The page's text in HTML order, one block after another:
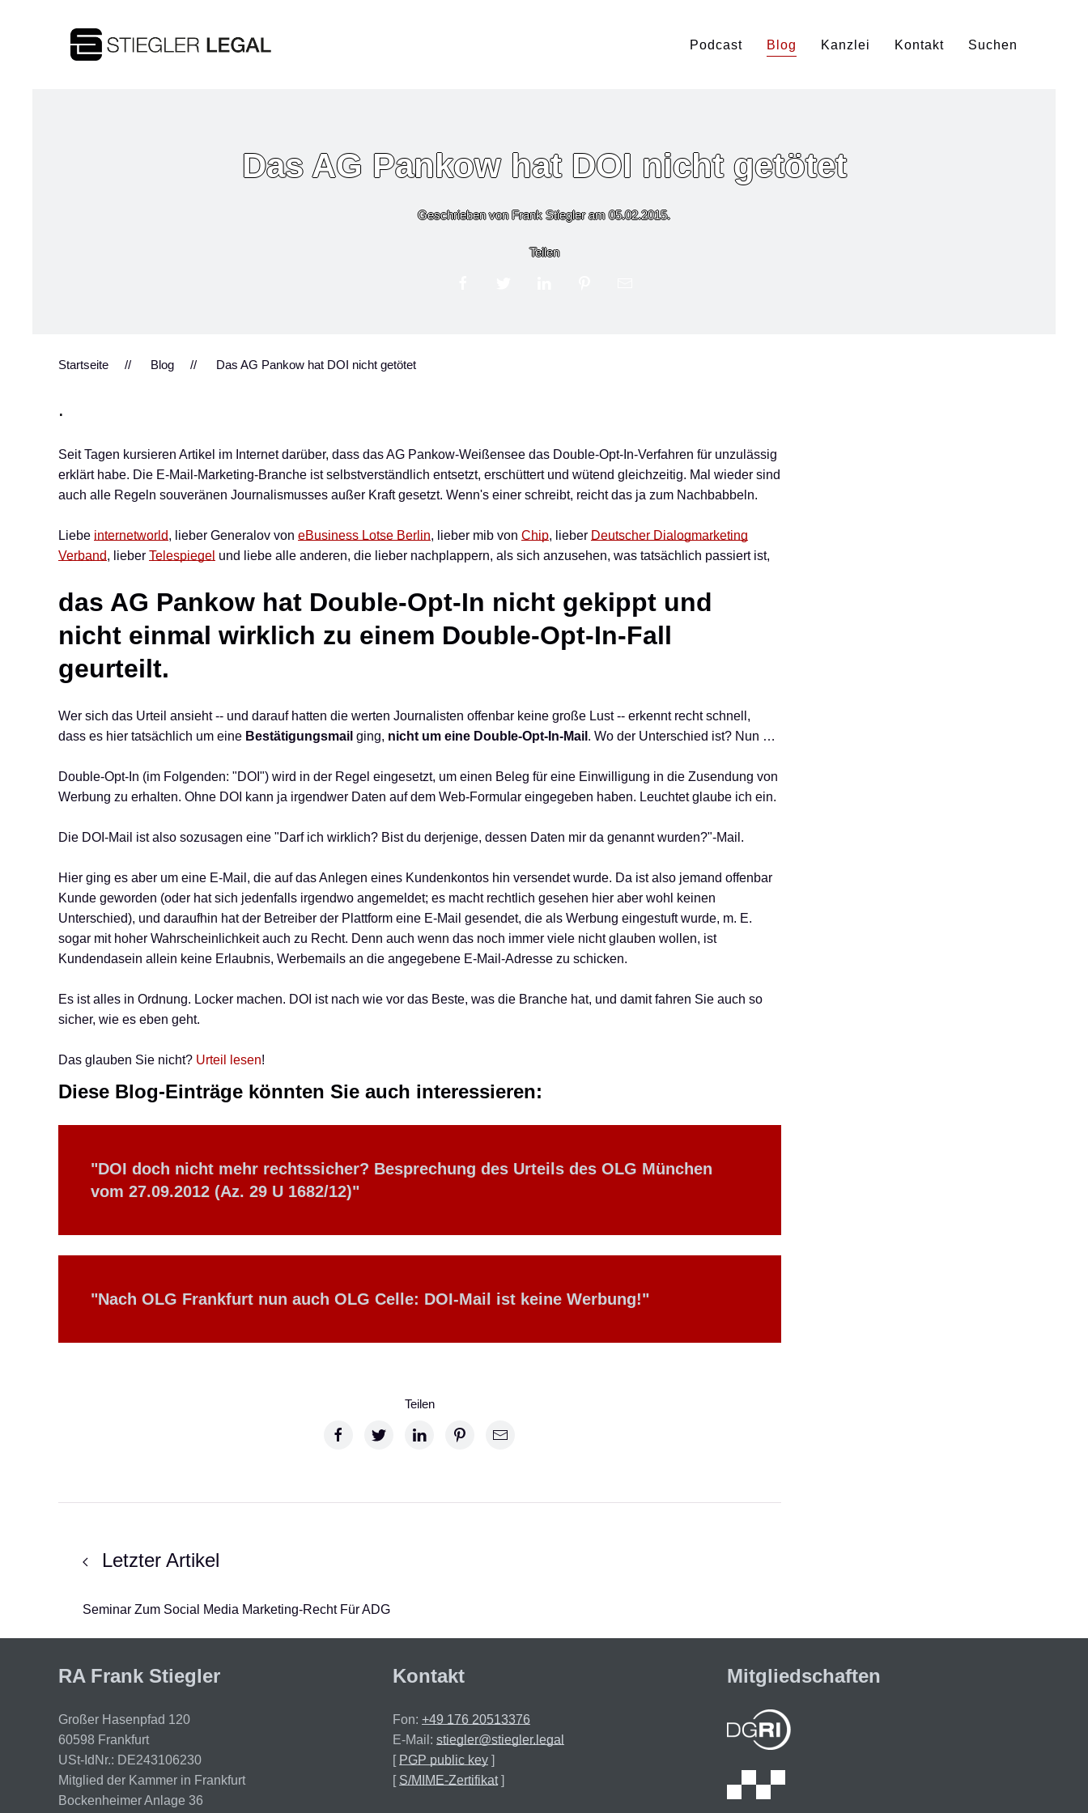
Podcast Blog Kanzlei Kontakt Suchen
Das AG Pankow hat DOI nicht getötet
Geschrieben von Frank Stiegler am05.02.2015.
Teilen
Startseite Blog Das AG Pankow hat DOI nicht getötet
.
Seit Tagen kursieren Artikel im Internet darüber, dass das AG Pankow-Weißensee das Double-Opt-In-Verfahren für unzulässig
erklärt habe. Die E-Mail-Marketing-Branche ist selbstverständlich entsetzt, erschüttert und wütend gleichzeitig. Mal wieder sind
auch alle Regeln souveränen Journalismusses außer Kraft gesetzt. Wenn's einer schreibt, reicht das ja zum Nachbabbeln.
Liebe internetworld, lieber Generalov von eBusiness Lotse Berlin, lieber mib von Chip, lieber Deutscher Dialogmarketing
Verband, lieber Telespiegel und liebe alle anderen, die lieber nachplappern, als sich anzusehen, was tatsächlich passiert ist,
das AG Pankow hat Double-Opt-In nicht gekippt und
nicht einmal wirklich zu einem Double-Opt-In-Fall
geurteilt.
Wer sich das Urteil ansieht -- und darauf hatten die werten Journalisten offenbar keine große Lust -- erkennt recht schnell,
dass es hier tatsächlich um eine Bestätigungsmail ging, nicht um eine Double-Opt-In-Mail . Wo der Unterschied ist? Nun …
Double-Opt-In (im Folgenden: "DOI") wird in der Regel eingesetzt, um einen Beleg für eine Einwilligung in die Zusendung von
Werbung zu erhalten. Ohne DOI kann ja irgendwer Daten auf dem Web-Formular eingegeben haben. Leuchtet glaube ich ein.
Die DOI-Mail ist also sozusagen eine "Darf ich wirklich? Bist du derjenige, dessen Daten mir da genannt wurden?"-Mail.
Hier ging es aber um eine E-Mail, die auf das Anlegen eines Kundenkontos hin versendet wurde. Da ist also jemand offenbar
Kunde geworden (oder hat sich jedenfalls irgendwo angemeldet; es macht rechtlich gesehen hier aber wohl keinen
Unterschied), und daraufhin hat der Betreiber der Plattform eine E-Mail gesendet, die als Werbung eingestuft wurde, m. E.
sogar mit hoher Wahrscheinlichkeit auch zu Recht. Denn auch wenn das noch immer viele nicht glauben wollen, ist
Kundendasein allein keine Erlaubnis, Werbemails an die angegebene E-Mail-Adresse zu schicken.
Es ist alles in Ordnung. Locker machen. DOI ist nach wie vor das Beste, was die Branche hat, und damit fahren Sie auch so
sicher, wie es eben geht.
Das glauben Sie nicht? Urteil lesen!
Diese Blog-Einträge könnten Sie auch interessieren:
"DOI doch nicht mehr rechtssicher? Besprechung des Urteils des OLG München
vom 27.09.2012 (Az. 29 U 1682/12)"
"Nach OLG Frankfurt nun auch OLG Celle: DOI-Mail ist keine Werbung!"
Teilen
Letzter Artikel
Seminar Zum Social Media Marketing-Recht Für ADG
RA Frank Stiegler
Großer Hasenpfad 120
60598 Frankfurt
USt-IdNr.: DE243106230
Mitglied der Kammer in Frankfurt
Bockenheimer Anlage 36
Kontakt
Fon:+49 176 20513376
E-Mail:stiegler@stiegler.legal
[ PGP public key ]
[ S/MIME-Zertifikat]
Mitgliedschaften